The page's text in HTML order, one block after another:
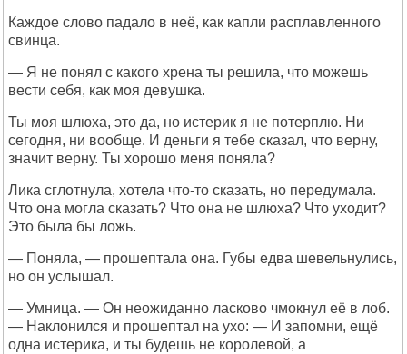
Каждое слово падало в неё, как капли расплавленного
свинца.
— Я не понял с какого хрена ты решила, что можешь
вести себя, как моя девушка.
Ты моя шлюха, это да, но истерик я не потерплю. Ни
сегодня, ни вообще. И деньги я тебе сказал, что верну,
значит верну. Ты хорошо меня поняла?
Лика сглотнула, хотела что-то сказать, но передумала.
Что она могла сказать? Что она не шлюха? Что уходит?
Это была бы ложь.
— Поняла, — прошептала она. Губы едва шевельнулись,
но он услышал.
— Умница. — Он неожиданно ласково чмокнул её в лоб.
— Наклонился и прошептал на ухо: — И запомни, ещё
одна истерика, и ты будешь не королевой, а